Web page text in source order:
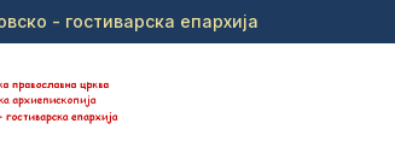
- гостиварска епархија